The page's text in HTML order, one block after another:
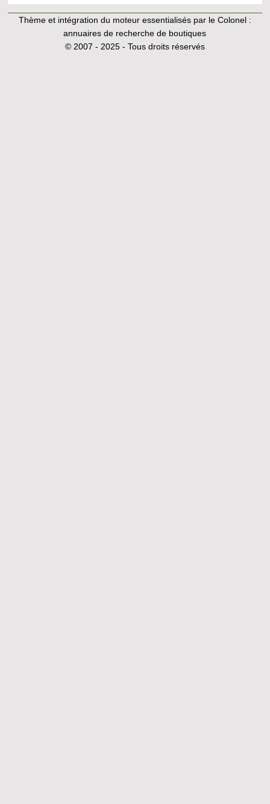
Thème et intégration du moteur essentialisés par le Colonel :
annuaires de recherche de boutiques
© 2007 - 2025 - Tous droits réservés